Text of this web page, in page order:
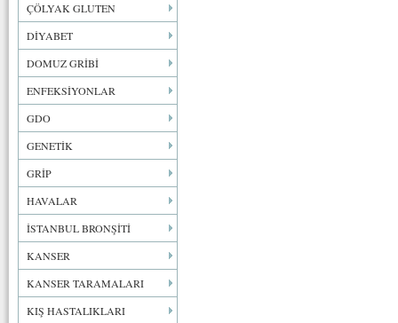
ÇÖLYAK GLUTEN
DİYABET
DOMUZ GRİBİ
ENFEKSİYONLAR
GDO
GENETİK
GRİP
HAVALAR
İSTANBUL BRONŞİTİ
KANSER
KANSER TARAMALARI
KIŞ HASTALIKLARI